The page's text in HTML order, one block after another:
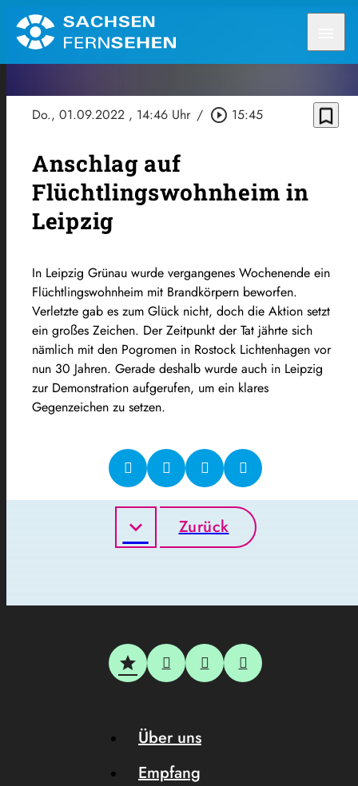
Do., 01.09.2022 , 14:46 Uhr / play_circle_outline 15:45 bookmark_border
Anschlag auf
Flüchtlingswohnheim in
Leipzig
In Leipzig Grünau wurde vergangenes Wochenende ein
Flüchtlingswohnheim mit Brandkörpern beworfen.
Verletzte gab es zum Glück nicht, doch die Aktion setzt
ein großes Zeichen. Der Zeitpunkt der Tat jährte sich
nämlich mit den Pogromen in Rostock Lichtenhagen vor
nun 30 Jahren. Gerade deshalb wurde auch in Leipzig
zur Demonstration aufgerufen, um ein klares
Gegenzeichen zu setzen.
Zurück
Über uns
Empfang